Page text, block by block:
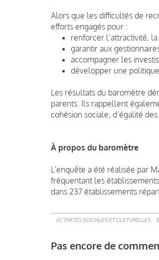
Alors que les difficultés de
efforts engagés pour :
renforcer l’attractivité,
garantir aux
accompagner les
développer une
Les résultats du baromètre
parents. Ils rappellent
cohésion sociale, d’égalité
À propos du baromètre
L’enquête a été réalisée par
fréquentant les
dans 237 établissements
ACTIVITÉS SOCIALES ET CULTURELLES
Pas encore de